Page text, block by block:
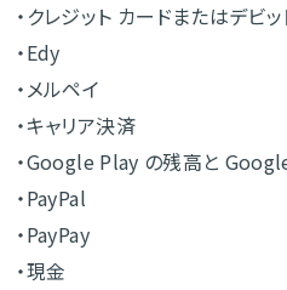
・クレジット カードまたはデビ
・Edy
・メルペイ
・キャリア決済
・Google Play の残高と
・PayPal
・PayPay
・現金